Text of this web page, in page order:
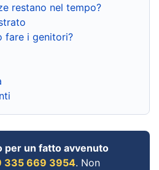
restano nel tempo?
fare i genitori?
per un fatto avvenuto
335 669 3954. Non